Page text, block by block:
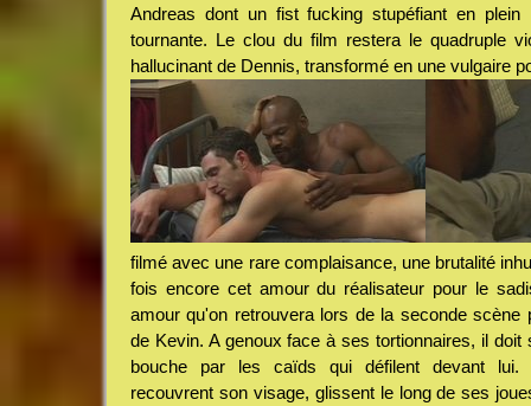
Andreas dont un fist fucking stupéfiant en
tournante. Le clou du film restera le quadruple
hallucinant de Dennis, transformé en une vulgaire
filmé avec une rare complaisance, une brutalité
fois encore cet amour du réalisateur pour le
amour qu'on retrouvera lors de la seconde scène
de Kevin. A genoux face à ses tortionnaires, il
bouche par les caïds qui défilent devant lui.
recouvrent son visage, glissent le long de ses